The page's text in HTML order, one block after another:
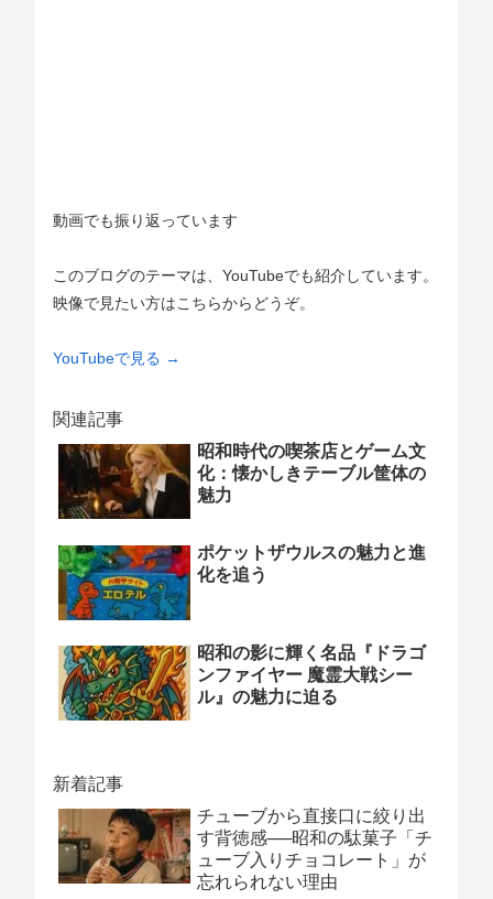
動画でも振り返っています
このブログのテーマは、YouTubeでも紹介しています。
映像で見たい方はこちらからどうぞ。
YouTubeで見る →
関連記事
昭和時代の喫茶店とゲーム文
化：懐かしきテーブル筐体の
魅力
ポケットザウルスの魅力と進
化を追う
昭和の影に輝く名品『ドラゴ
ンファイヤー 魔霊大戦シー
ル』の魅力に迫る
新着記事
チューブから直接口に絞り出
す背徳感──昭和の駄菓子「チ
ューブ入りチョコレート」が
忘れられない理由